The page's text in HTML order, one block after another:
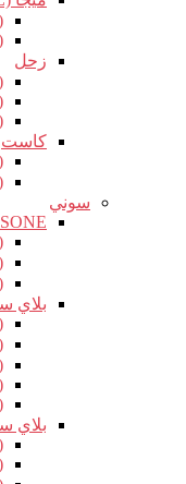
زحل
كاست
سوني
بلاي
بلاي